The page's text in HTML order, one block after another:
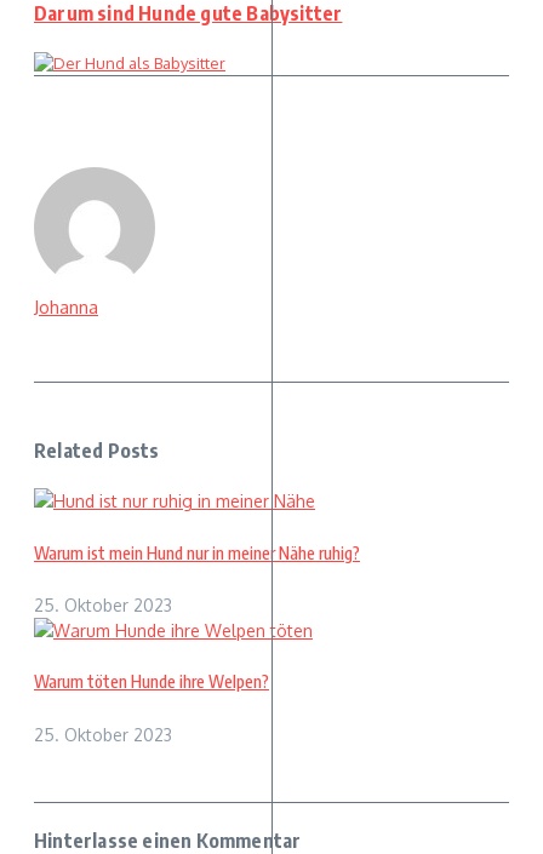
Darum sind Hunde gute Babysitter
Johanna
Related Posts
Warum ist mein Hund nur in meiner Nähe ruhig?
25. Oktober 2023
Warum töten Hunde ihre Welpen?
25. Oktober 2023
Hinterlasse einen Kommentar